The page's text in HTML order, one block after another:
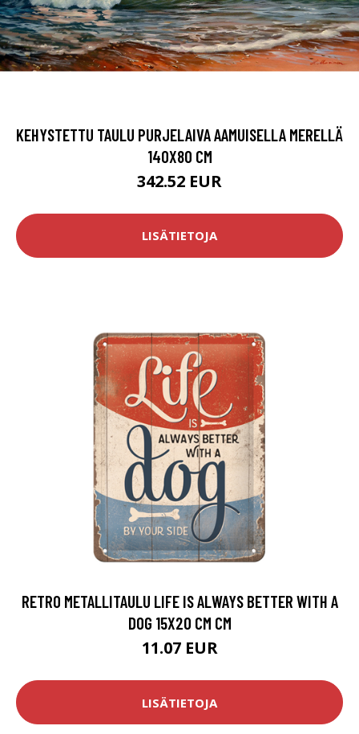
KEHYSTETTU TAULU PURJELAIVA AAMUISELLA MERELLÄ
140X80 CM
342.52 EUR
LISÄTIETOJA
RETRO METALLITAULU LIFE IS ALWAYS BETTER WITH A
DOG 15X20 CM CM
11.07 EUR
LISÄTIETOJA